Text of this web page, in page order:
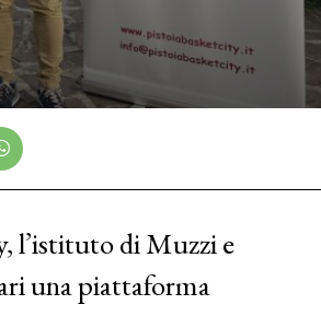
l’istituto di Muzzi e
una piattaforma